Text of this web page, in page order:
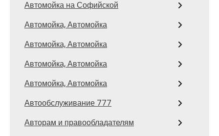
Автомойка на Софийской
Автомойка, Автомойка
Автомойка, Автомойка
Автомойка, Автомойка
Автомойка, Автомойка
Автообслуживание 777
Авторам и правообладателям